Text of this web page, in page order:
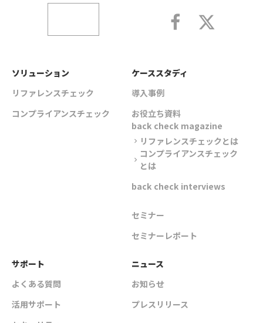
ソリューション
リファレンスチェック
コンプライアンスチェック
ケーススタディ
導入事例
お役立ち資料
back check magazine
chevron_right リファレンスチェックとは
chevron_right
コンプライアンスチェック
とは
back check interviews
セミナー
セミナーレポート
サポート
よくある質問
活用サポート
ニュース
お知らせ
プレスリリース